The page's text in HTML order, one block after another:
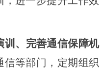
训、完善通信保障机
信等部门，定期组织